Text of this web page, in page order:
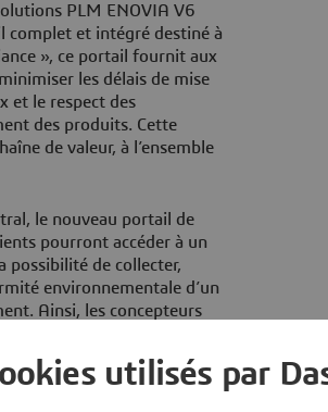
PLM ENOVIA V6
complet et intégré destiné à
», ce portail fournit aux
les délais de mise
et le respect des
des produits. Cette
de valeur, à l’ensemble
le nouveau portail de
pourront accéder à un
possibilité de collecter,
environnementale d’un
Ainsi, les concepteurs
répondent à des
certaines substances
d’évaluation afin
certifications les plus
utilisés par